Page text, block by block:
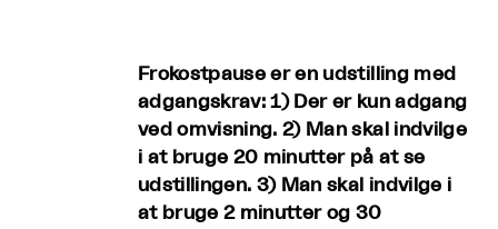
Frokostpause er en udstilling med
adgangskrav: 1) Der er kun adgang
ved omvisning. 2) Man skal indvilge
i at bruge 20 minutter på at se
udstillingen. 3) Man skal indvilge i
at bruge 2 minutter og 30